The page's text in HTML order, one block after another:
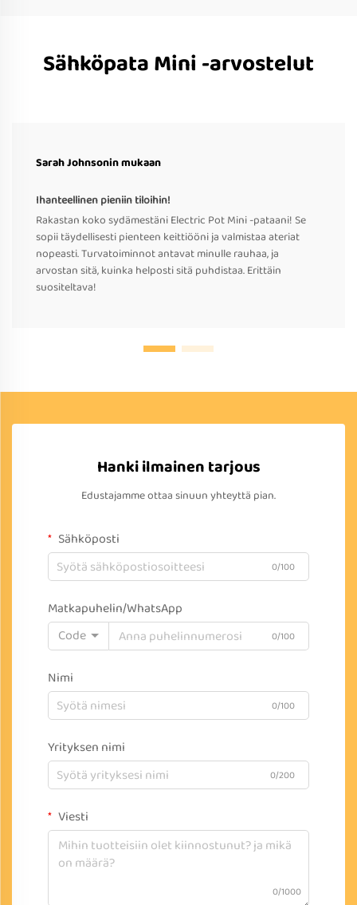
Sähköpata Mini -arvostelut
Sarah Johnsonin mukaan
Ihanteellinen pieniin tiloihin!
Rakastan koko sydämestäni Electric Pot Mini -pataani! Se
sopii täydellisesti pienteen keittiööni ja valmistaa ateriat
nopeasti. Turvatoiminnot antavat minulle rauhaa, ja
arvostan sitä, kuinka helposti sitä puhdistaa. Erittäin
suositeltava!
Hanki ilmainen tarjous
Edustajamme ottaa sinuun yhteyttä pian.
Sähköposti
0/100
Matkapuhelin/WhatsApp
Code
0/100
Nimi
0/100
Yrityksen nimi
0/200
Viesti
0/1000